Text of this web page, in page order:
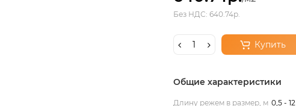
Без НДС: 640.74р.
Купить
Общие характеристики
Длину режем в размер, м 0,5 - 12